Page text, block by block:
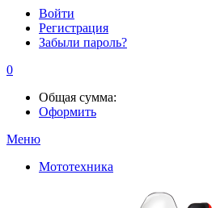
Войти
Регистрация
Забыли пароль?
0
Общая сумма:
Оформить
Меню
Мототехника